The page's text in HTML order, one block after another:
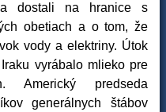
dostali na hranice s
obetiach a o tom, že
vody a elektriny. Útok
vyrábalo mlieko pre
Americký predseda
generálnych štábov